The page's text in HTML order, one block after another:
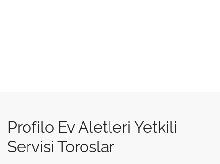
Profilo Ev Aletleri Yetkili
Servisi Toroslar